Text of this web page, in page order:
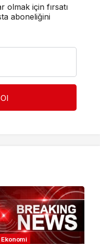
olmak için fırsatı
aboneliğini
Ekonomi